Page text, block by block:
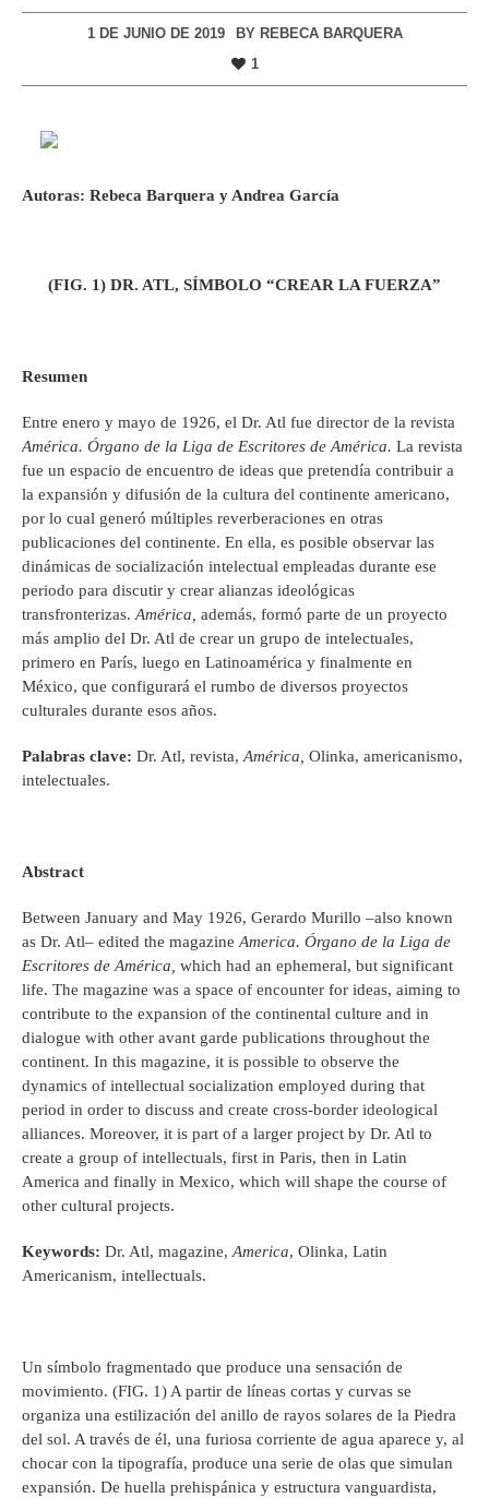
1 DE JUNIO DE 2019 BY REBECA BARQUERA
1
Autoras: Rebeca Barquera y Andrea García
(FIG. 1) DR. ATL, SÍMBOLO “CREAR LA FUERZA”
Resumen
Entre enero y mayo de 1926, el Dr. Atl fue director de la revista
América. Órgano de la Liga de Escritores de América. La revista
fue un espacio de encuentro de ideas que pretendía contribuir a
la expansión y difusión de la cultura del continente americano,
por lo cual generó múltiples reverberaciones en otras
publicaciones del continente. En ella, es posible observar las
dinámicas de socialización intelectual empleadas durante ese
periodo para discutir y crear alianzas ideológicas
transfronterizas.América, además, formó parte de un proyecto
más amplio del Dr. Atl de crear un grupo de intelectuales,
primero en París, luego en Latinoamérica y finalmente en
México, que configurará el rumbo de diversos proyectos
culturales durante esos años.
Palabras clave: Dr. Atl, revista,América, Olinka, americanismo,
intelectuales.
Abstract
Between January and May 1926, Gerardo Murillo –also known
as Dr. Atl– edited the magazineAmerica. Órgano de la Liga de
Escritores de América, which had an ephemeral, but significant
life. The magazine was a space of encounter for ideas, aiming to
contribute to the expansion of the continental culture and in
dialogue with other avant garde publications throughout the
continent. In this magazine, it is possible to observe the
dynamics of intellectual socialization employed during that
period in order to discuss and create cross-border ideological
alliances. Moreover, it is part of a larger project by Dr. Atl to
create a group of intellectuals, first in Paris, then in Latin
America and finally in Mexico, which will shape the course of
other cultural projects.
Keywords: Dr. Atl, magazine,America, Olinka, Latin
Americanism, intellectuals.
Un símbolo fragmentado que produce una sensación de
movimiento. (FIG. 1) A partir de líneas cortas y curvas se
organiza una estilización del anillo de rayos solares de la Piedra
del sol. A través de él, una furiosa corriente de agua aparece y, al
chocar con la tipografía, produce una serie de olas que simulan
expansión. De huella prehispánica y estructura vanguardista,